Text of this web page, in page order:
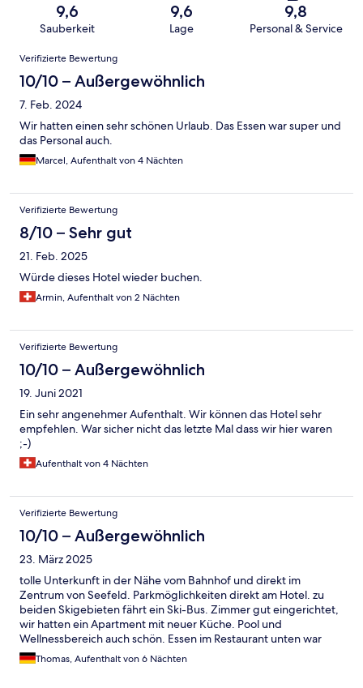
9,6
Sauberkeit
9,6
Lage
9,8
Personal & Service
Bewertungen
Verifizierte Bewertung
10/10 – Außergewöhnlich
7. Feb. 2024
Wir hatten einen sehr schönen Urlaub. Das Essen war super und
das Personal auch.
Marcel, Aufenthalt von 4 Nächten
Verifizierte Bewertung
8/10 – Sehr gut
21. Feb. 2025
Würde dieses Hotel wieder buchen.
Armin, Aufenthalt von 2 Nächten
Verifizierte Bewertung
10/10 – Außergewöhnlich
19. Juni 2021
Ein sehr angenehmer Aufenthalt. Wir können das Hotel sehr
empfehlen. War sicher nicht das letzte Mal dass wir hier waren
;-)
Aufenthalt von 4 Nächten
Verifizierte Bewertung
10/10 – Außergewöhnlich
23. März 2025
tolle Unterkunft in der Nähe vom Bahnhof und direkt im
Zentrum von Seefeld. Parkmöglichkeiten direkt am Hotel. zu
beiden Skigebieten fährt ein Ski-Bus. Zimmer gut eingerichtet,
wir hatten ein Apartment mit neuer Küche. Pool und
Wellnessbereich auch schön. Essen im Restaurant unten war
lecker, man muss bloß vorher einen Tisch reservieren, da nur
begrenzt Plätze verfügbar. Fußläufig sind mehrere Supermärkte
Thomas, Aufenthalt von 6 Nächten